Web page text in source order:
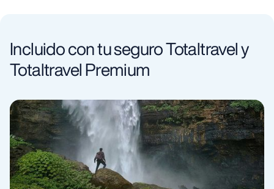
Incluido con tu seguro Totaltravel y
Totaltravel Premium